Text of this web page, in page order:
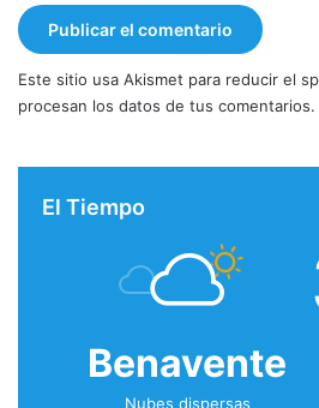
Este sitio usa Akismet para reducir el
procesan los datos de tus comentarios.
El Tiempo
Benavente
Nubes dispersas